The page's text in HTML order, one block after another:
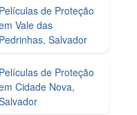
Películas de Proteção
Vale das
Pedrinhas, Salvador
Películas de Proteção
Cidade Nova,